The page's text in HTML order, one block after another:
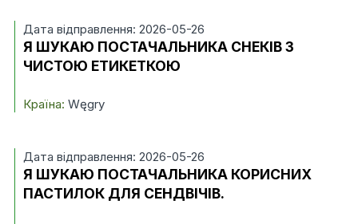
Дата відправлення: 2026-05-26
Я ШУКАЮ ПОСТАЧАЛЬНИКА СНЕКІВ З
ЧИСТОЮ ЕТИКЕТКОЮ
Країна: Węgry
Дата відправлення: 2026-05-26
Я ШУКАЮ ПОСТАЧАЛЬНИКА КОРИСНИХ
ПАСТИЛОК ДЛЯ СЕНДВІЧІВ.